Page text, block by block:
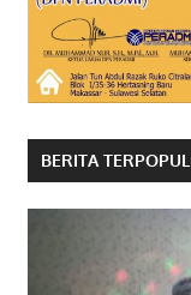
BERITA